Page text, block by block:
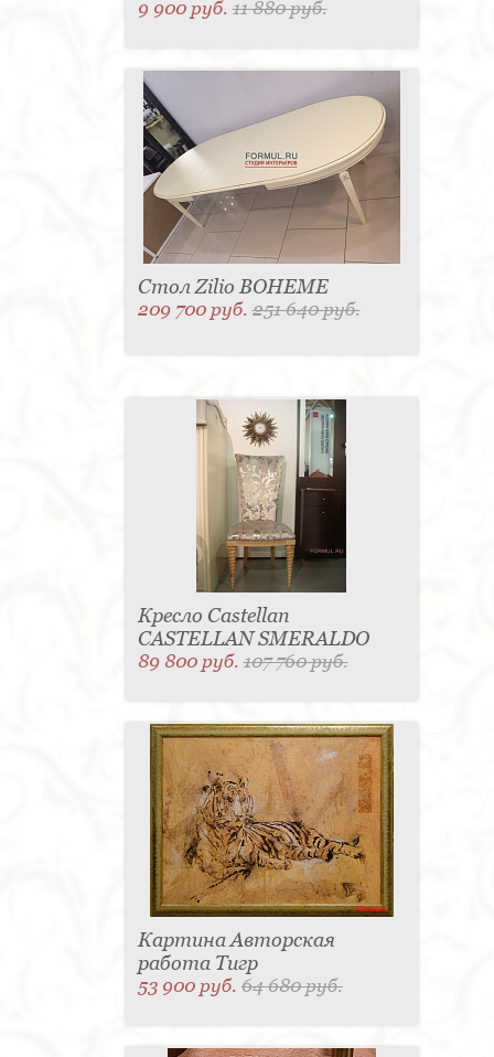
9 900 руб.11 880 руб.
Стол Zilio BOHEME
209 700 руб.251 640 руб.
Кресло Castellan
CASTELLAN SMERALDO
89 800 руб.107 760 руб.
Картина Авторская
работа Тигр
53 900 руб.64 680 руб.